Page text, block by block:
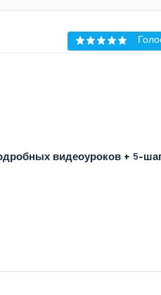
видеоуроков + 5-